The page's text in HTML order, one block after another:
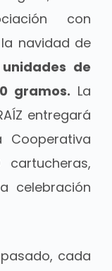
con
la navidad de
de
gramos. La
entregará
celebración
cada